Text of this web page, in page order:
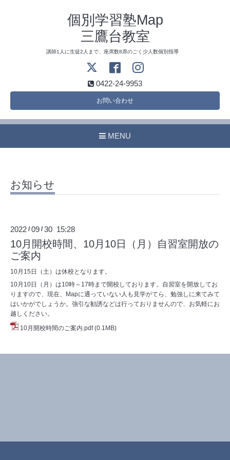
個別学習塾Map
三鷹台教室
講師1人に生徒2人まで、座席数8席のごく少人数個別指導
0422-24-9953
お問い合わせ
MENU
お知らせ
2022 /09 /30 15:28
10月開校時間、10月10日（月）自習室開放の
ご案内
10月15日（土）は休校となります。
10月10日（月）は10時～17時まで開校しております。自習室を開放してお
りますので、現在、Mapに通っていない人も見学がてら、勉強しに来てみて
はいかがでしょうか。強引な勧誘などは行っておりませんので、お気軽にお
越しください。
10月開校時間のご案内.pdf (0.1MB)